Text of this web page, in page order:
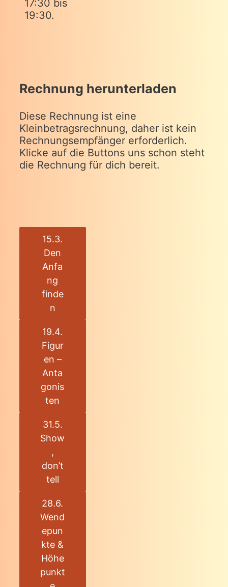
17:30 bis
19:30.
Rechnung herunterladen
Diese Rechnung ist eine
Kleinbetragsrechnung, daher ist kein
Rechnungsempfänger erforderlich.
Klicke auf die Buttons uns schon steht
die Rechnung für dich bereit.
15.3.
Den
Anfa
ng
finde
n
19.4.
Figur
en –
Anta
gonis
ten
31.5.
Show
,
don’t
tell
28.6.
Wend
epun
kte &
Höhe
punkt